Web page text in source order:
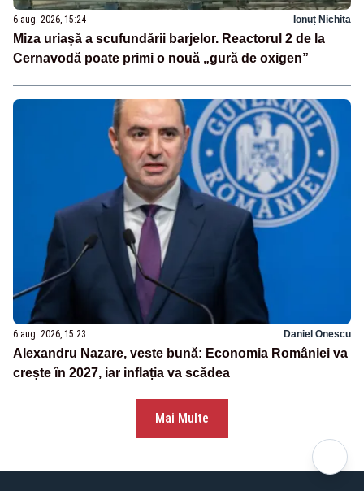
6 aug. 2026, 15:24 Ionuț Nichita
Miza uriașă a scufundării barjelor. Reactorul 2 de la
Cernavodă poate primi o nouă „gură de oxigen”
6 aug. 2026, 15:23 Daniel Onescu
Alexandru Nazare, veste bună: Economia României va
crește în 2027, iar inflația va scădea
Mai Multe